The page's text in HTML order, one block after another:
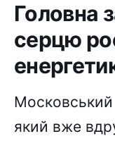
Головна
серцю
який вже